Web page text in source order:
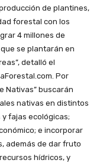
de plantines,
forestal con los
4 millones de
se plantarán en
detalló el
Por
Nativas” buscarán
nativas en distintos
fajas ecológicas;
e incorporar
además de dar fruto
hídricos, y